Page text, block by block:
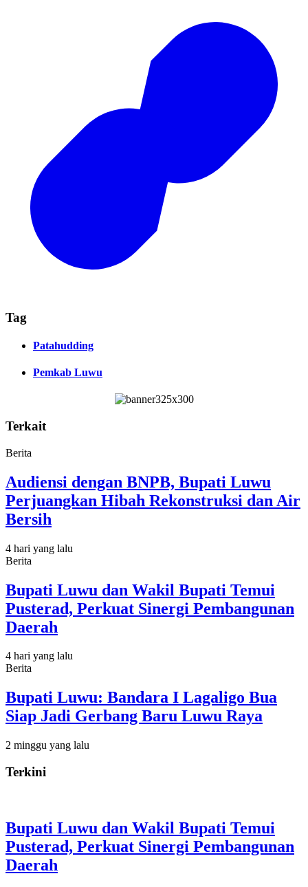
Tag
Patahudding
Pemkab Luwu
Terkait
Berita
Audiensi dengan BNPB, Bupati Luwu
Perjuangkan Hibah Rekonstruksi dan Air
Bersih
4 hari yang lalu
Berita
Bupati Luwu dan Wakil Bupati Temui
Pusterad, Perkuat Sinergi Pembangunan
Daerah
4 hari yang lalu
Berita
Bupati Luwu: Bandara I Lagaligo Bua
Siap Jadi Gerbang Baru Luwu Raya
2 minggu yang lalu
Terkini
Bupati Luwu dan Wakil Bupati Temui
Pusterad, Perkuat Sinergi Pembangunan
Daerah